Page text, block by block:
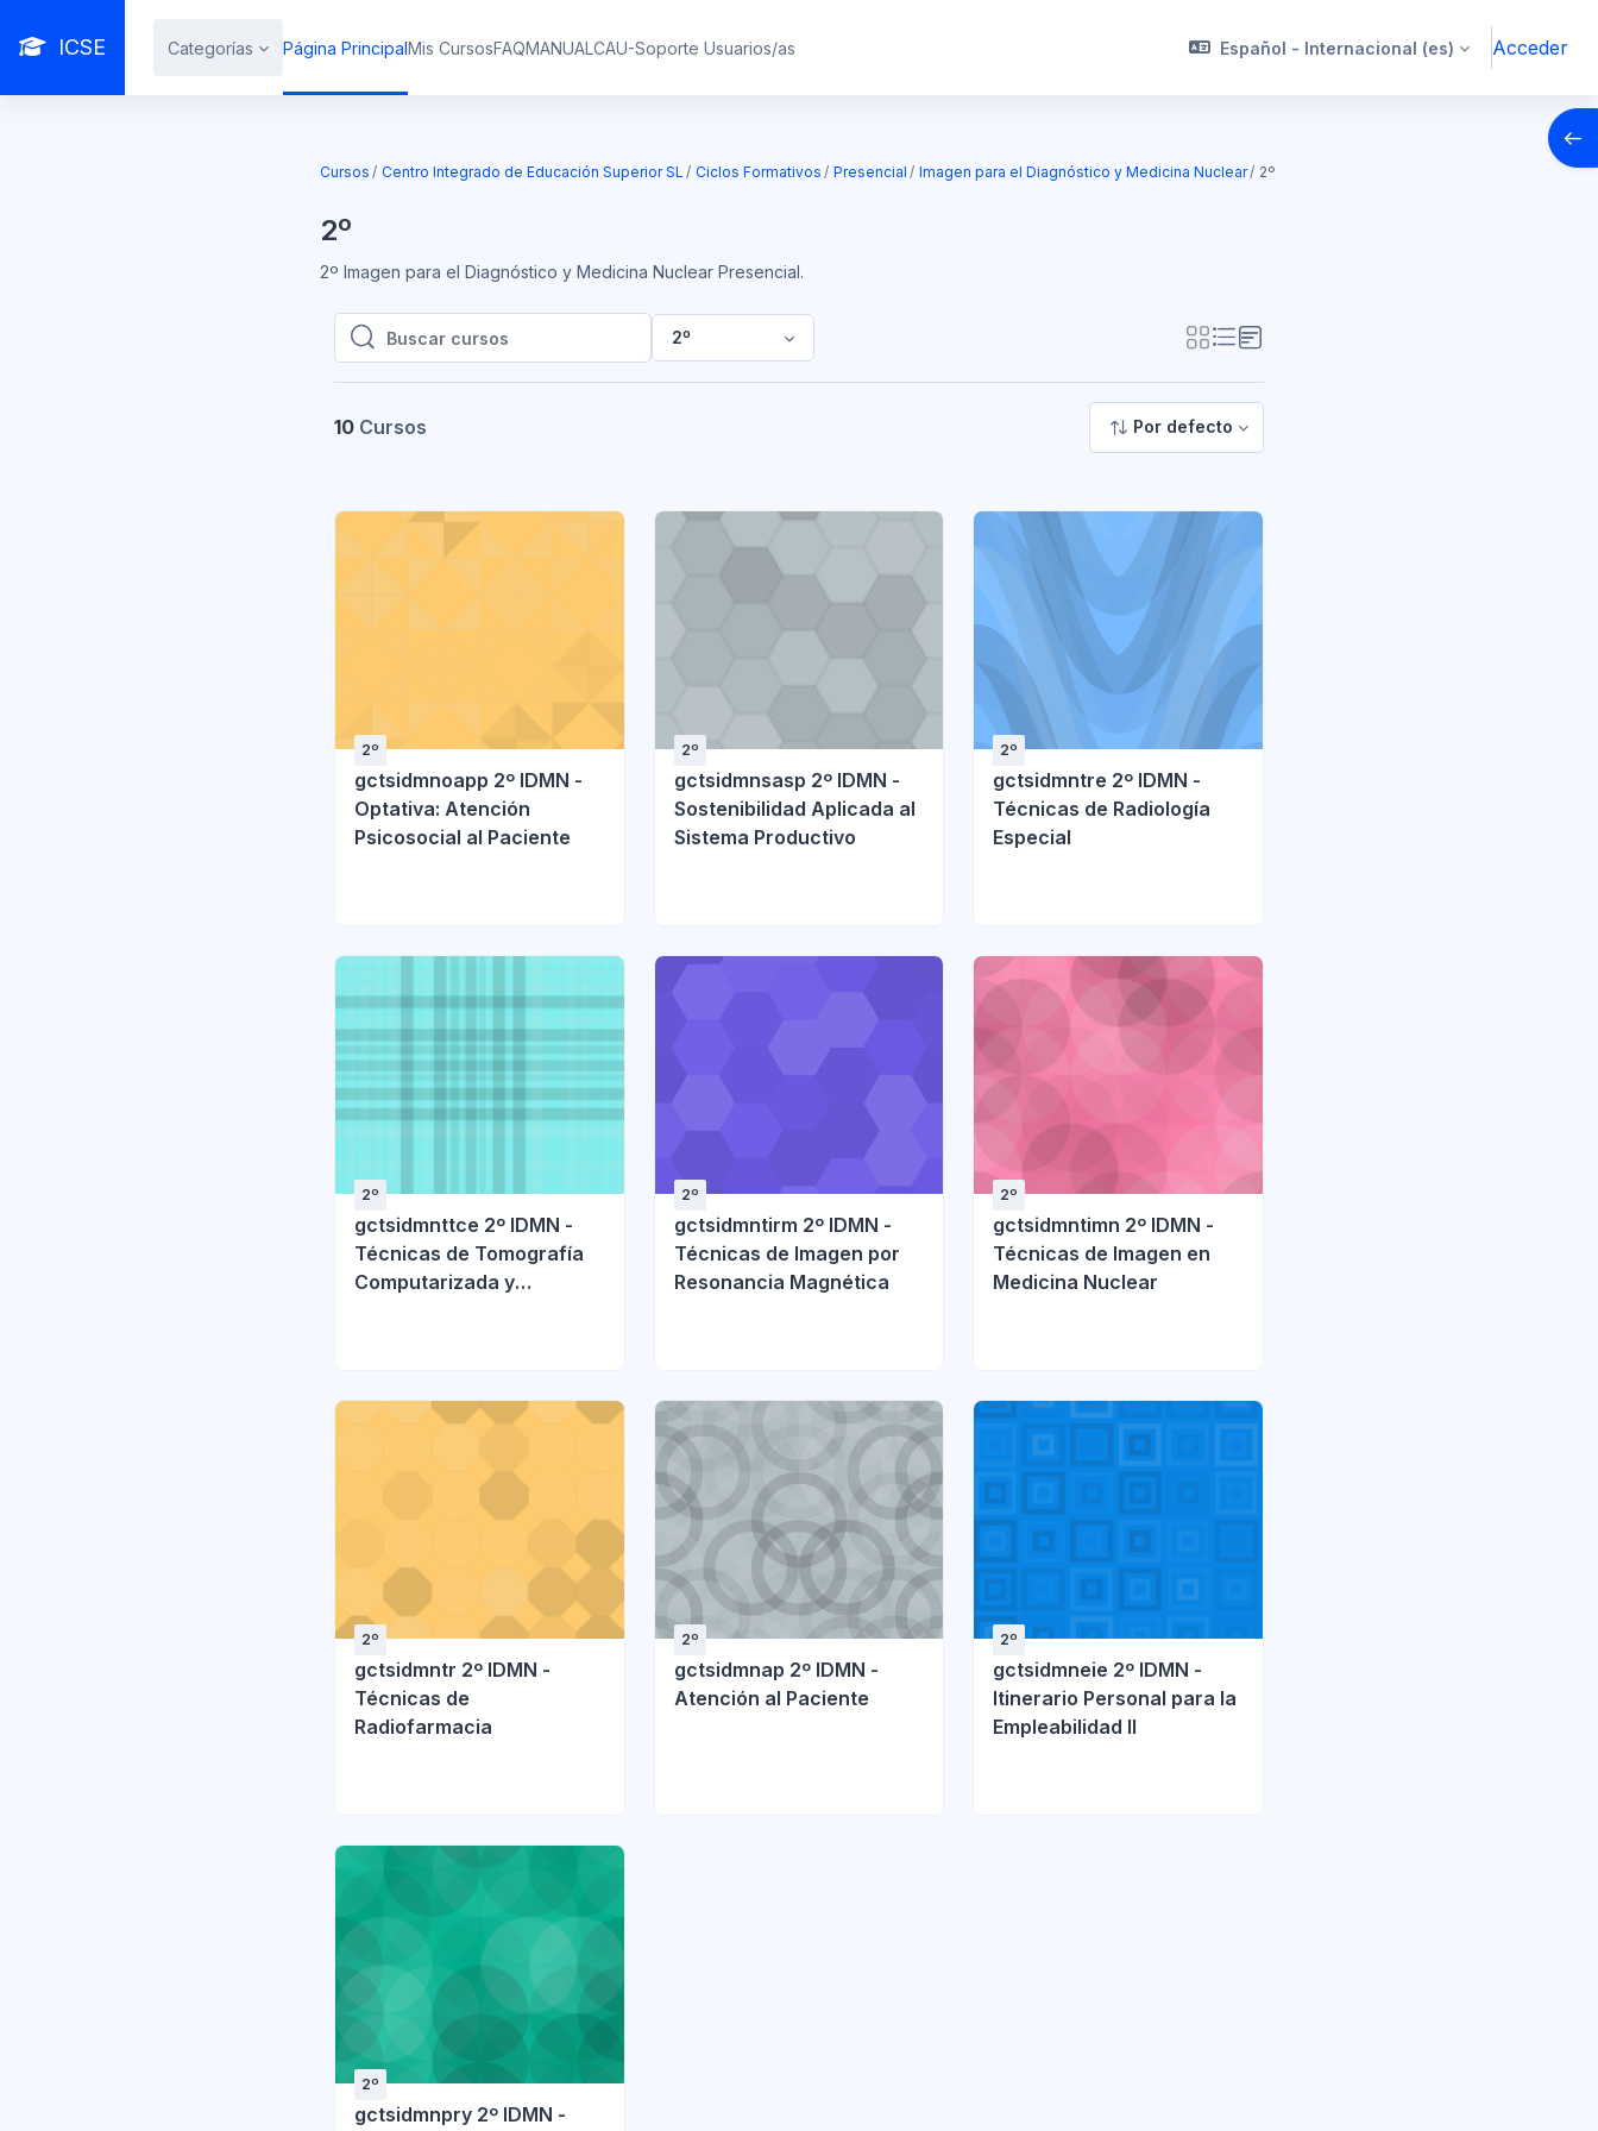
ICSE Categorías Página PrincipalMis CursosFAQMANUALCAU-Soporte Usuarios/as Español - Internacional ‎(es)‎ Acceder
Cursos Centro Integrado de Educación Superior SL Ciclos Formativos Presencial Imagen para el Diagnóstico y Medicina Nuclear 2º
2º
2º Imagen para el Diagnóstico y Medicina Nuclear Presencial.
Buscar cursos
Buscar cursos
2º
10 Cursos Por defecto
2º
gctsidmnoapp 2º IDMN -
Optativa: Atención
Psicosocial al Paciente
2º
gctsidmnsasp 2º IDMN -
Sostenibilidad Aplicada al
Sistema Productivo
2º
gctsidmntre 2º IDMN -
Técnicas de Radiología
Especial
2º
gctsidmnttce 2º IDMN -
Técnicas de Tomografía
Computarizada y
2º
gctsidmntirm 2º IDMN -
Técnicas de Imagen por
Resonancia Magnética
2º
gctsidmntimn 2º IDMN -
Técnicas de Imagen en
Medicina Nuclear
2º
gctsidmntr 2º IDMN -
Técnicas de
Radiofarmacia
2º
gctsidmnap 2º IDMN -
Atención al Paciente
2º
gctsidmneie 2º IDMN -
Itinerario Personal para la
Empleabilidad II
2º
gctsidmnpry 2º IDMN -